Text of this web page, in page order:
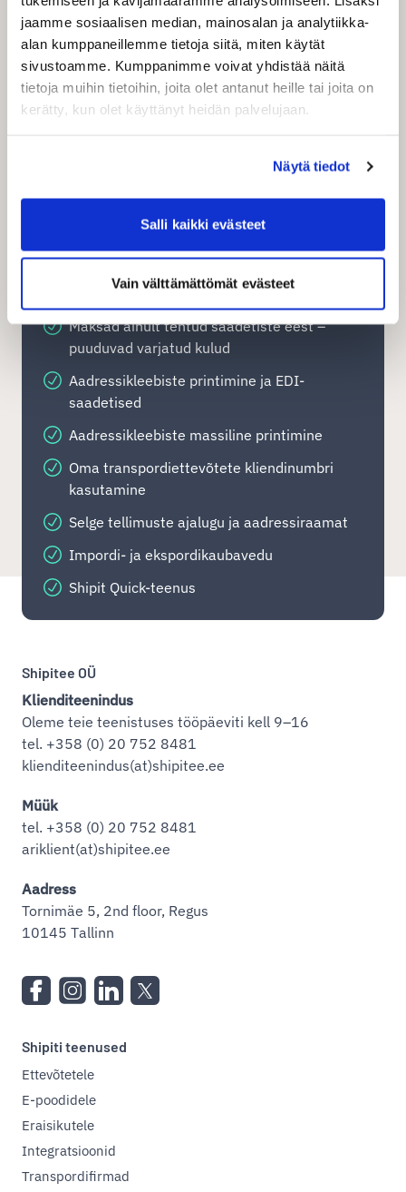
jaamme sosiaalisen median, mainosalan ja analytiikka-
alan kumppaneillemme tietoja siitä, miten käytät
sivustoamme. Kumppanimme voivat yhdistää näitä
tietoja muihin tietoihin, joita olet antanut heille tai joita on
kerätty, kun olet käyttänyt heidän palvelujaan.
Näytä tiedot
Salli kaikki evästeet
Vain välttämättömät evästeet
vastavalt vajadustele. Teenuste hulka kuuluvad
muu hulgas ülemaailmsed kullersaadetised,
siseriiklikud uksest ukseni tarned,
pakiautomaadi saadetised, kaubaveod ning
teatud piirkondades samal päeval tarned,
rahvusvaheliseks kaubanduseks
Maksad ainult tehtud saadetiste eest –
puuduvad varjatud kulud
Aadressikleebiste printimine ja EDI-
saadetised
Aadressikleebiste massiline printimine
Oma transpordiettevõtete kliendinumbri
kasutamine
Selge tellimuste ajalugu ja aadressiraamat
Impordi- ja ekspordikaubavedu
Shipit Quick-teenus
Shipitee OÜ
Klienditeenindus
Oleme teie teenistuses tööpäeviti kell 9–16
tel. +358 (0) 20 752 8481
klienditeenindus(at)shipitee.ee
Müük
tel. +358 (0) 20 752 8481
ariklient(at)shipitee.ee
Aadress
Tornimäe 5, 2nd floor, Regus
10145 Tallinn
Shipiti teenused
Ettevõtetele
E-poodidele
Eraisikutele
Integratsioonid
Transpordifirmad